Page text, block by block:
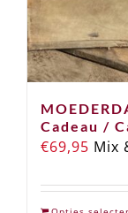
Cadeau /
€69,95 Mix